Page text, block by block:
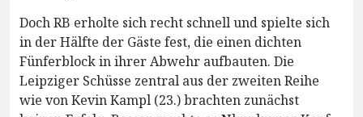
Doch RB erholte sich recht schnell und spielte sich
in der Hälfte der Gäste fest, die einen dichten
Fünferblock in ihrer Abwehr aufbauten. Die
Leipziger Schüsse zentral aus der zweiten Reihe
wie von Kevin Kampl (23.) brachten zunächst